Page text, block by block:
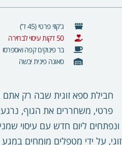
ג'קוזי פרטי (45 ד')
50 דקות עיסוי לבחירה
בר פינוקים קפה ואספרסו
סאונה פינית יבשה
חבילת ספא זוגית שבה רק אתם
פרטי, משחררים את הגוף,
ונפתחים ליום חדש עם עיסוי
זוגי, על ידי מטפלים מומחים